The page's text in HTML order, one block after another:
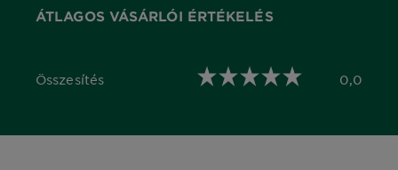
ÁTLAGOS VÁSÁRLÓI ÉRTÉKELÉS
Összesítés
0,0 out of 5 stars 0,0